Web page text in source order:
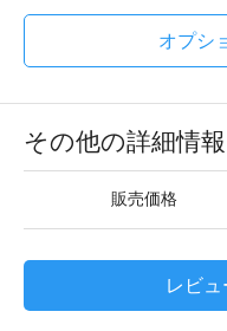
オプシ
その他の詳細情報
販売価格
レビ